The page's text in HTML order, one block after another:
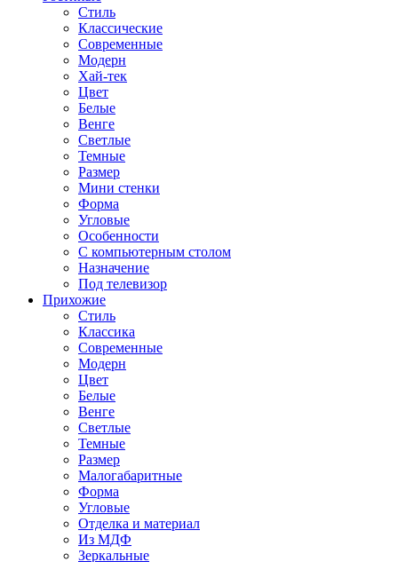
Стиль
Классические
Современные
Модерн
Хай-тек
Цвет
Белые
Венге
Светлые
Темные
Размер
Мини стенки
Форма
Угловые
Особенности
С компьютерным столом
Назначение
Под телевизор
Прихожие
Стиль
Классика
Современные
Модерн
Цвет
Белые
Венге
Светлые
Темные
Размер
Малогабаритные
Форма
Угловые
Отделка и материал
Из МДФ
Зеркальные